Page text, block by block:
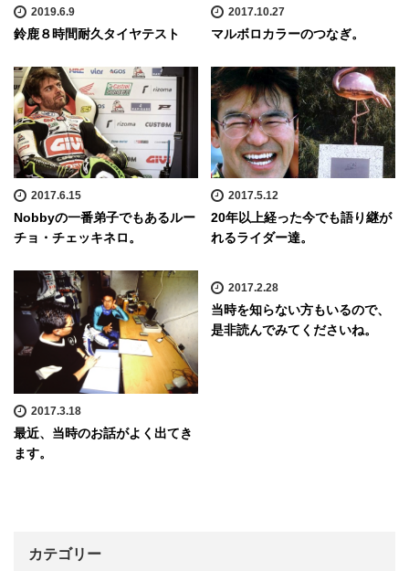
2019.6.9
鈴鹿８時間耐久タイヤテスト
2017.10.27
マルボロカラーのつなぎ。
2017.6.15
Nobbyの一番弟子でもあるルー
チョ・チェッキネロ。
2017.5.12
20年以上経った今でも語り継が
れるライダー達。
2017.3.18
最近、当時のお話がよく出てき
ます。
2017.2.28
当時を知らない方もいるので、
是非読んでみてくださいね。
カテゴリー